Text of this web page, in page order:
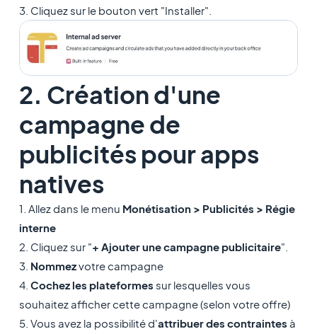
3. Cliquez sur le bouton vert "Installer".
2. Création d'une
campagne de
publicités pour apps
natives
1. Allez dans le menu Monétisation > Publicités > Régie
interne
2. Cliquez sur "+ Ajouter une campagne publicitaire".
3. Nommezvotre campagne
4. Cochez les plateformes sur lesquelles vous
souhaitez afficher cette campagne (selon votre offre)
5. Vous avez la possibilité d'attribuer des contraintes à